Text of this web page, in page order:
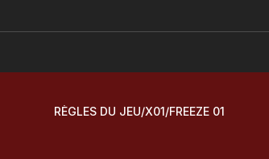
RÈGLES DU JEU/X01/FREEZE 01